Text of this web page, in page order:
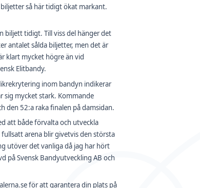
så här tidigt ökat markant.
biljett tidigt. Till viss del hänger det
antalet sålda biljetter, men det är
klart mycket högre än vid
Elitbandy.
inom bandyn indikerar
sig mycket stark. Kommande
den 52:a raka finalen på damsidan.
att både förvalta och utveckla
arena blir givetvis den största
utöver det vanliga då jag har hört
på Svensk Bandyutveckling AB och
för att garantera din plats på